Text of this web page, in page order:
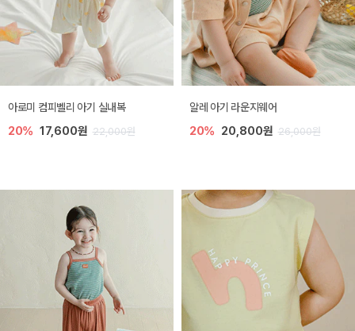
아로미 컴피벨리 아기 실내복
20% 17,600원 22,000원
알레 아기 라운지웨어
20% 20,800원 26,000원